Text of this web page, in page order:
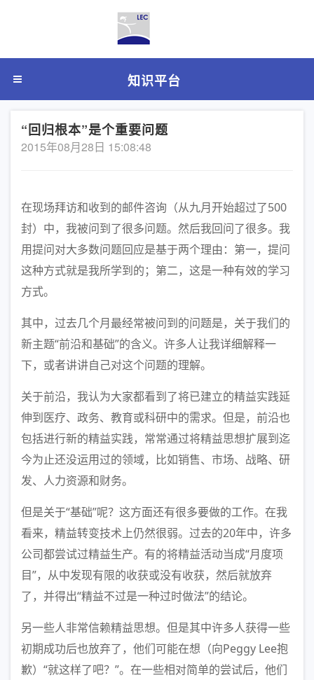
知识平台
“回归根本”是个重要问题
2015年08月28日 15:08:48
在现场拜访和收到的邮件咨询（从九月开始超过了500
封）中，我被问到了很多问题。然后我回问了很多。我
用提问对大多数问题回应是基于两个理由：第一，提问
这种方式就是我所学到的；第二，这是一种有效的学习
方式。
其中，过去几个月最经常被问到的问题是，关于我们的
新主题“前沿和基础”的含义。许多人让我详细解释一
下，或者讲讲自己对这个问题的理解。
关于前沿，我认为大家都看到了将已建立的精益实践延
伸到医疗、政务、教育或科研中的需求。但是，前沿也
包括进行新的精益实践，常常通过将精益思想扩展到迄
今为止还没运用过的领域，比如销售、市场、战略、研
发、人力资源和财务。
但是关于“基础”呢？这方面还有很多要做的工作。在我
看来，精益转变技术上仍然很弱。过去的20年中，许多
公司都尝试过精益生产。有的将精益活动当成“月度项
目”，从中发现有限的收获或没有收获，然后就放弃
了，并得出“精益不过是一种过时做法”的结论。
另一些人非常信赖精益思想。但是其中许多人获得一些
初期成功后也放弃了，他们可能在想（向Peggy Lee抱
歉）“就这样了吧？”。在一些相对简单的尝试后，他们